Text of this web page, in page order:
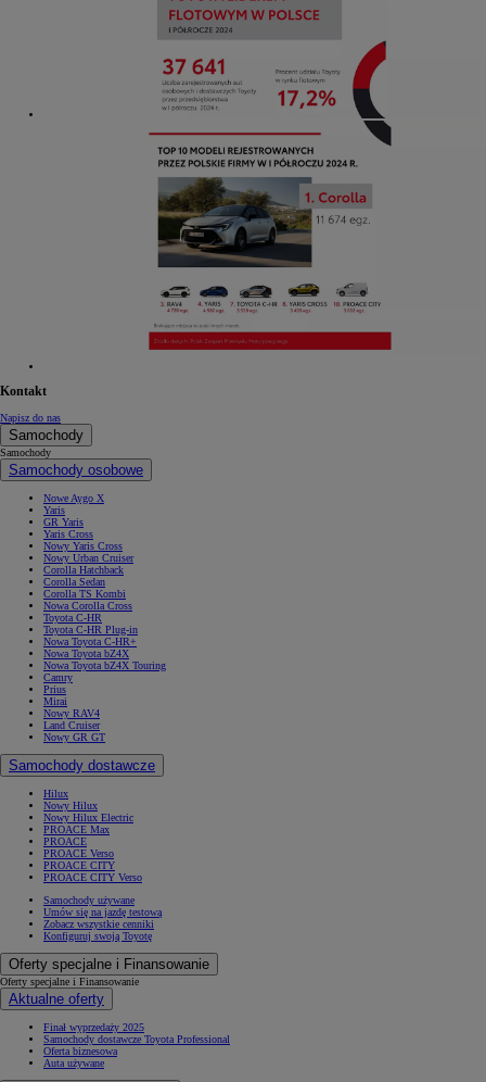
Kontakt
Napisz do nas
Samochody
Samochody
Samochody osobowe
Nowe Aygo X
Yaris
GR Yaris
Yaris Cross
Nowy Yaris Cross
Nowy Urban Cruiser
Corolla Hatchback
Corolla Sedan
Corolla TS Kombi
Nowa Corolla Cross
Toyota C-HR
Toyota C-HR Plug-in
Nowa Toyota C-HR+
Nowa Toyota bZ4X
Nowa Toyota bZ4X Touring
Camry
Prius
Mirai
Nowy RAV4
Land Cruiser
Nowy GR GT
Samochody dostawcze
Hilux
Nowy Hilux
Nowy Hilux Electric
PROACE Max
PROACE
PROACE Verso
PROACE CITY
PROACE CITY Verso
Samochody używane
Umów się na jazdę testową
Zobacz wszystkie cenniki
Konfiguruj swoją Toyotę
Oferty specjalne i Finansowanie
Oferty specjalne i Finansowanie
Aktualne oferty
Finał wyprzedaży 2025
Samochody dostawcze Toyota Professional
Oferta biznesowa
Auta używane